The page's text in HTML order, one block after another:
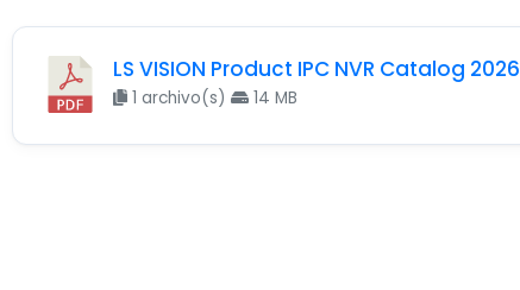
LS VISION Product IPC NVR Catalog 2026
1 archivo(s) 14 MB